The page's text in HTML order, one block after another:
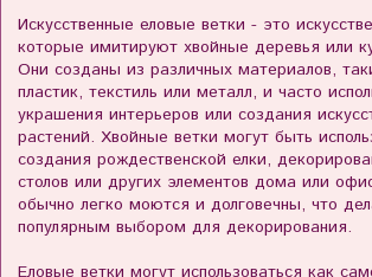
Искусственные еловые ветки - это
которые имитируют хвойные деревья или
Они созданы из различных материалов,
пластик, текстиль или металл, и часто
украшения интерьеров или создания
растений. Хвойные ветки могут быть
создания рождественской елки,
столов или других элементов дома или
обычно легко моются и долговечны, что
популярным выбором для декорирования.
Еловые ветки могут использоваться как